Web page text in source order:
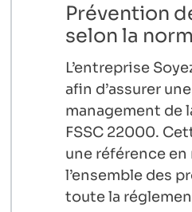
Prévention
selon la
L’entreprise
afin d’assurer
management de
FSSC 22000.
une référence
l’ensemble des
toute la